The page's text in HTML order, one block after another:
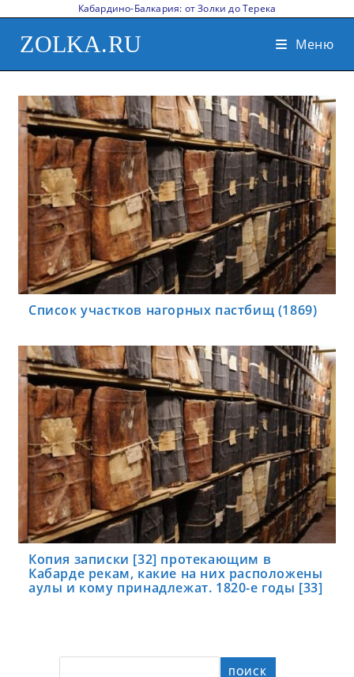
Кабардино-Балкария: от Золки до Терека
ZOLKA.RU Меню
Список участков нагорных пастбищ (1869)
Копия записки [32] протекающим в
Кабарде рекам, какие на них расположены
аулы и кому принадлежат. 1820-е годы [33]
ПОИСК